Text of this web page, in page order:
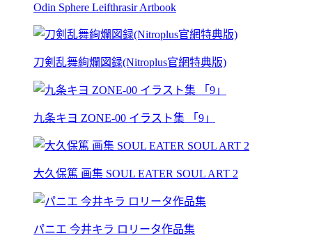
Odin Sphere Leifthrasir Artbook
刀剣乱舞絢爛図録(Nitroplus官網特典版)
九条キヨ ZONE-00 イラスト集 「9」
大久保篤 画集 SOUL EATER SOUL ART 2
パニエ 今井キラ ロリータ作品集